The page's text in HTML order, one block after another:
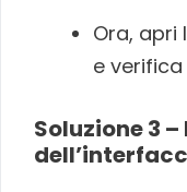
Ora, apri
e
Soluzione 3